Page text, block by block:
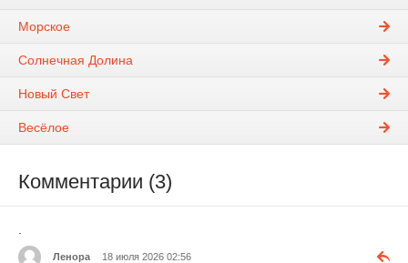
Морское
Солнечная Долина
Новый Свет
Весёлое
Комментарии (3)
Ленора 18 июля 2026 02:56